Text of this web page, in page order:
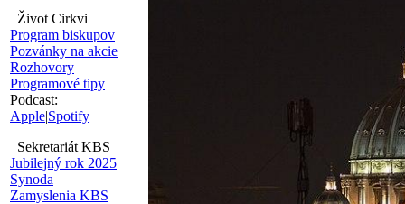
Život Cirkvi
Program biskupov
Pozvánky na akcie
Rozhovory
Programové tipy
Podcast:
Apple|Spotify
Sekretariát KBS
Jubilejný rok 2025
Synoda
Zamyslenia KBS